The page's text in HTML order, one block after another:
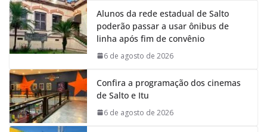
Alunos da rede estadual de Salto
poderão passar a usar ônibus de
linha após fim de convênio
6 de agosto de 2026
Confira a programação dos cinemas
de Salto e Itu
6 de agosto de 2026